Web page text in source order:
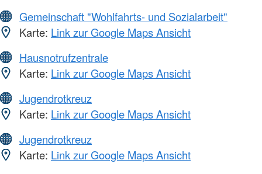
Gemeinschaft "Wohlfahrts- und Sozialarbeit"
Karte: Link zur Google Maps Ansicht
Hausnotrufzentrale
Karte: Link zur Google Maps Ansicht
Jugendrotkreuz
Karte: Link zur Google Maps Ansicht
Jugendrotkreuz
Karte: Link zur Google Maps Ansicht